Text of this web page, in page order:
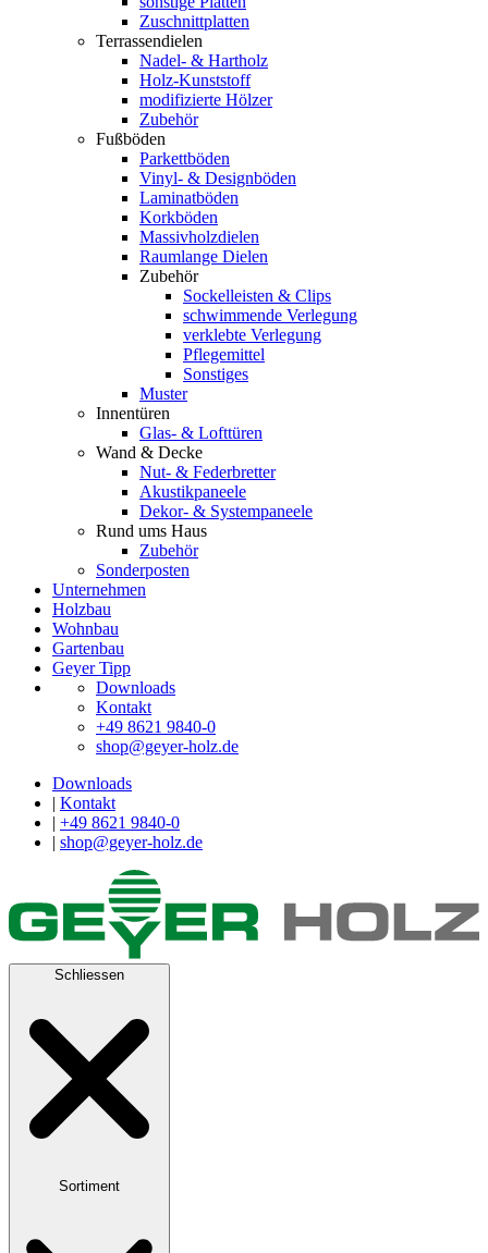
Zuschnittplatten
Terrassendielen
Nadel- & Hartholz
Holz-Kunststoff
modifizierte Hölzer
Zubehör
Fußböden
Parkettböden
Vinyl- & Designböden
Laminatböden
Korkböden
Massivholzdielen
Raumlange Dielen
Zubehör
Sockelleisten & Clips
schwimmende Verlegung
verklebte Verlegung
Pflegemittel
Sonstiges
Muster
Innentüren
Glas- & Lofttüren
Wand & Decke
Nut- & Federbretter
Akustikpaneele
Dekor- & Systempaneele
Rund ums Haus
Zubehör
Sonderposten
Unternehmen
Holzbau
Wohnbau
Gartenbau
Geyer Tipp
Downloads
Kontakt
+49 8621 9840-0
shop@geyer-holz.de
Downloads
| Kontakt
| +49 8621 9840-0
| shop@geyer-holz.de
Schliessen
Sortiment